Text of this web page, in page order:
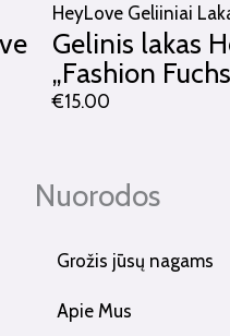
HeyLove Geliiniai
Gelinis lakas
„Fashion
€15.00
Nuorodos
Grožis jūsų nagams
Apie Mus